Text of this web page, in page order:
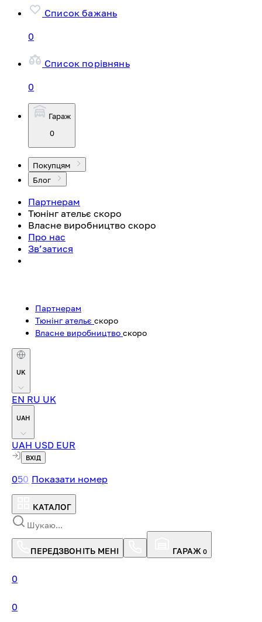
Список бажань
0
Список порівнянь
0
Гараж
0
Покупцям
Блог
Партнерам
Тюнінг ательє скоро
Власне виробництво скоро
Про нас
Зв’затися
Партнерам
Тюнінг ательє скоро
Власне виробництво скоро
UK
EN RU UK
UAH
UAH USD EUR
ВХІД
050 Показати номер
КАТАЛОГ
ПЕРЕДЗВОНІТЬ МЕНІ ГАРАЖ 0
0
0